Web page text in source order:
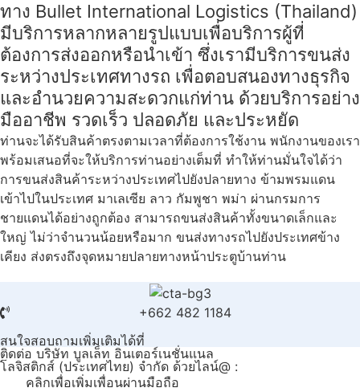
ทาง Bullet International Logistics (Thailand)
มีบริการหลากหลายรูปแบบเพื่อบริการผู้ที่
ต้องการส่งออกหรือนำเข้า ซึ่งเรามีบริการขนส่ง
ระหว่างประเทศทางรถ เพื่อตอบสนองทางธุรกิจ
และอำนวยความสะดวกแก่ท่าน ด้วยบริการอย่าง
มืออาชีพ รวดเร็ว ปลอดภัย และประหยัด
ท่านจะได้รับสินค้าตรงตามเวลาที่ต้องการใช้งาน พนักงานของเรา
พร้อมเสนอที่จะให้บริการท่านอย่างเต็มที่ ทำให้ท่านมั่นใจได้ว่า
การขนส่งสินค้าระหว่างประเทศไปยังปลายทาง ข้ามพรมแดน
เข้าไปในประเทศ มาเลเซีย ลาว กัมพูชา พม่า ผ่านกรมการ
ชายแดนได้อย่างถูกต้อง สามารถขนส่งสินค้าทั้งขนาดเล็กและ
ใหญ่ ไม่ว่าจำนวนน้อยหรือมาก ขนส่งทางรถไปยังประเทศข้าง
เคียง ส่งตรงถึงจุดหมายปลายทางหน้าประตูบ้านท่าน
+662 482 1184
สนใจสอบถามเพิ่มเติมได้ที่
ติดต่อ บริษัท บูลเล็ท อินเตอร์เนชั่นแนล
โลจิสติกส์ (ประเทศไทย) จำกัด ด้วยไลน์@ :
คลิกเพื่อเพิ่มเพื่อนผ่านมือถือ